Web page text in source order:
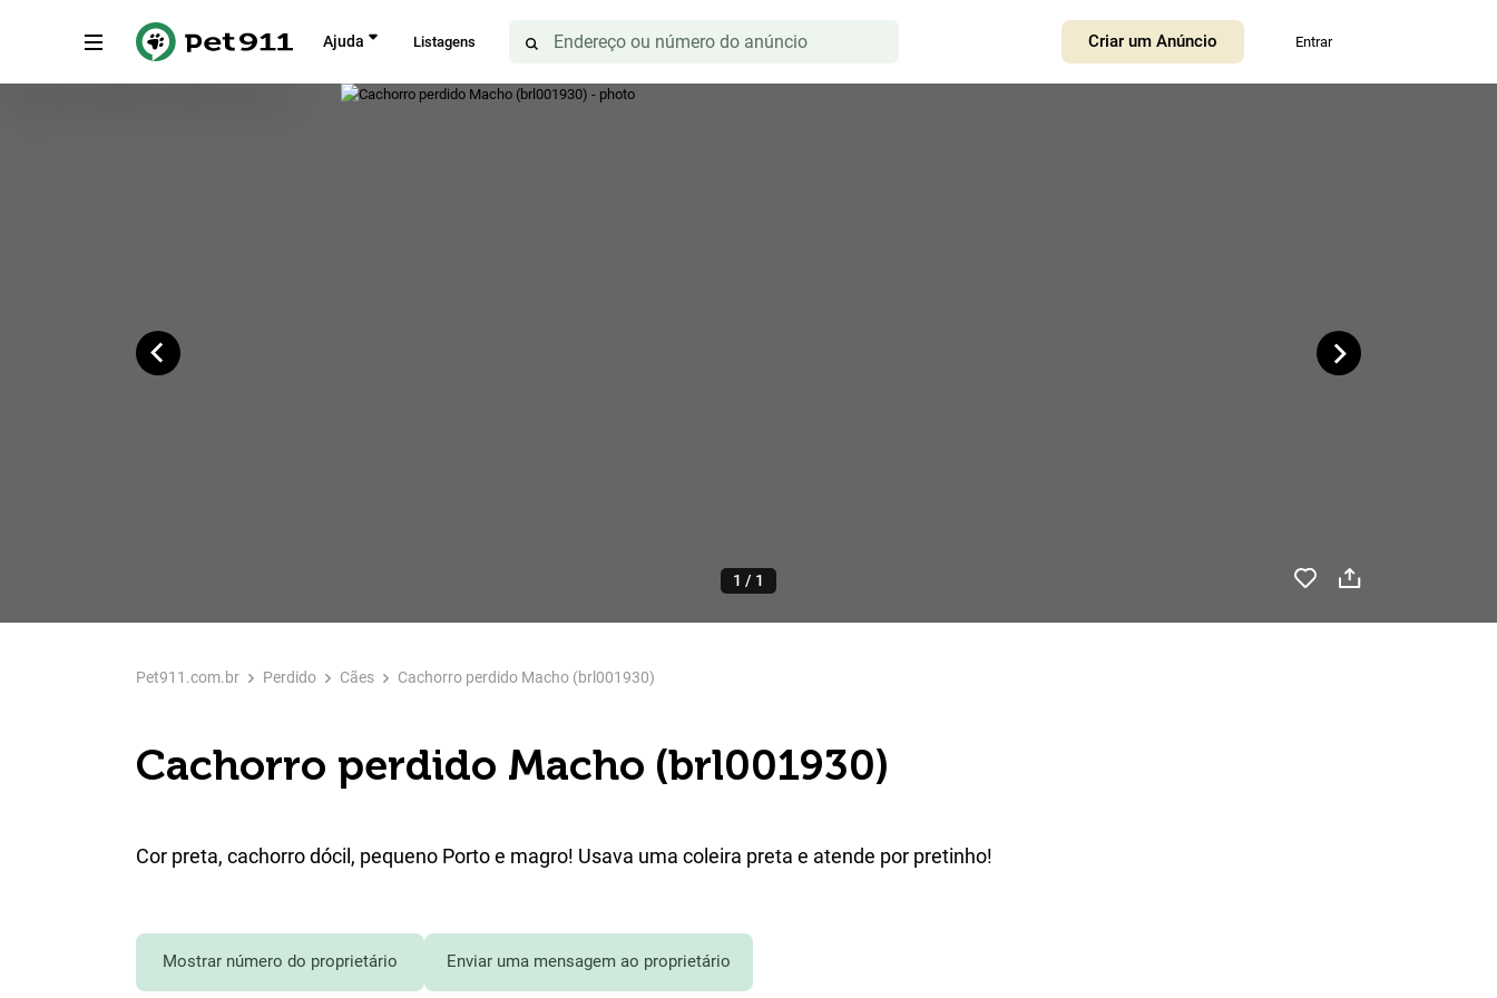
Ajuda Listagens Criar um Anúncio Entrar
1 / 1
Pet911.com.br Perdido Cães Cachorro perdido Macho (brl001930)
Cachorro perdido Macho (brl001930)
Cor preta, cachorro dócil, pequeno Porto e magro! Usava uma coleira preta e atende por pretinho!
Mostrar número do proprietário Enviar uma mensagem ao proprietário
Voltar